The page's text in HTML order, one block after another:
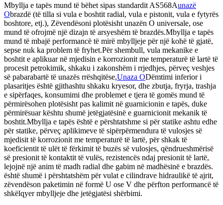
Mbyllja e tapës mund të bëhet sipas standardit AS568Aunazë
Obrazdë (të tilla si vula e boshtit radial, vula e pistonit, vula e fytyrës
boshtore, etj.), Zëvendësoni plotësisht unazën O universale, ose
mund të ofrojmë një dizajn të arsyeshëm të brazdës.Mbyllja e tapës
mund të mbajë performancë të mirë mbylljeje për një kohë të gjatë,
sepse nuk ka problem të fryhet.Për shembull, vula mekanike e
boshtit e aplikuar në mjedisin e korrozionit me temperaturë të lartë të
procesit petrokimik, shkaku i zakonshëm i rrjedhjes, përveç veshjes
së pabarabartë të unazës rrëshqitëse,Unaza ODëmtimi inferior i
plasaritjes është gjithashtu shkaku kryesor, dhe zbutja, fryrja, trashja
e sipërfaqes, konsumimi dhe problemet e tjera të gomës mund të
përmirësohen plotësisht pas kalimit në guarnicionin e tapës, duke
përmirësuar kështu shumë jetëgjatësinë e guarnicionit mekanik të
boshtit.Mbyllja e tapës është e përshtatshme si për statike ashtu edhe
për statike, përveç aplikimeve të sipërpërmendura të vulosjes së
mjedisit të korrozionit me temperaturë të lartë, për shkak të
koeficientit të ulët të fërkimit të buzës së vulosjes, qëndrueshmërisë
së presionit të kontaktit të vulës, rezistencës ndaj presionit të lartë,
lejojnë një anim të madh radial dhe gabim në madhësinë e brazdës.
është shumë i përshtatshëm për vulat e cilindrave hidraulikë të ajrit,
zëvendëson paketimin në formë U ose V dhe përfton performancë të
shkëlqyer mbylljeje dhe jetëgjatësi shërbimi.